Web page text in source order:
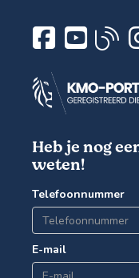
Heb je nog
weten!
Telefoonnummer
E-mail